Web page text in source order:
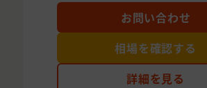
詳細を見る
お問い合わせ
相場を確認する